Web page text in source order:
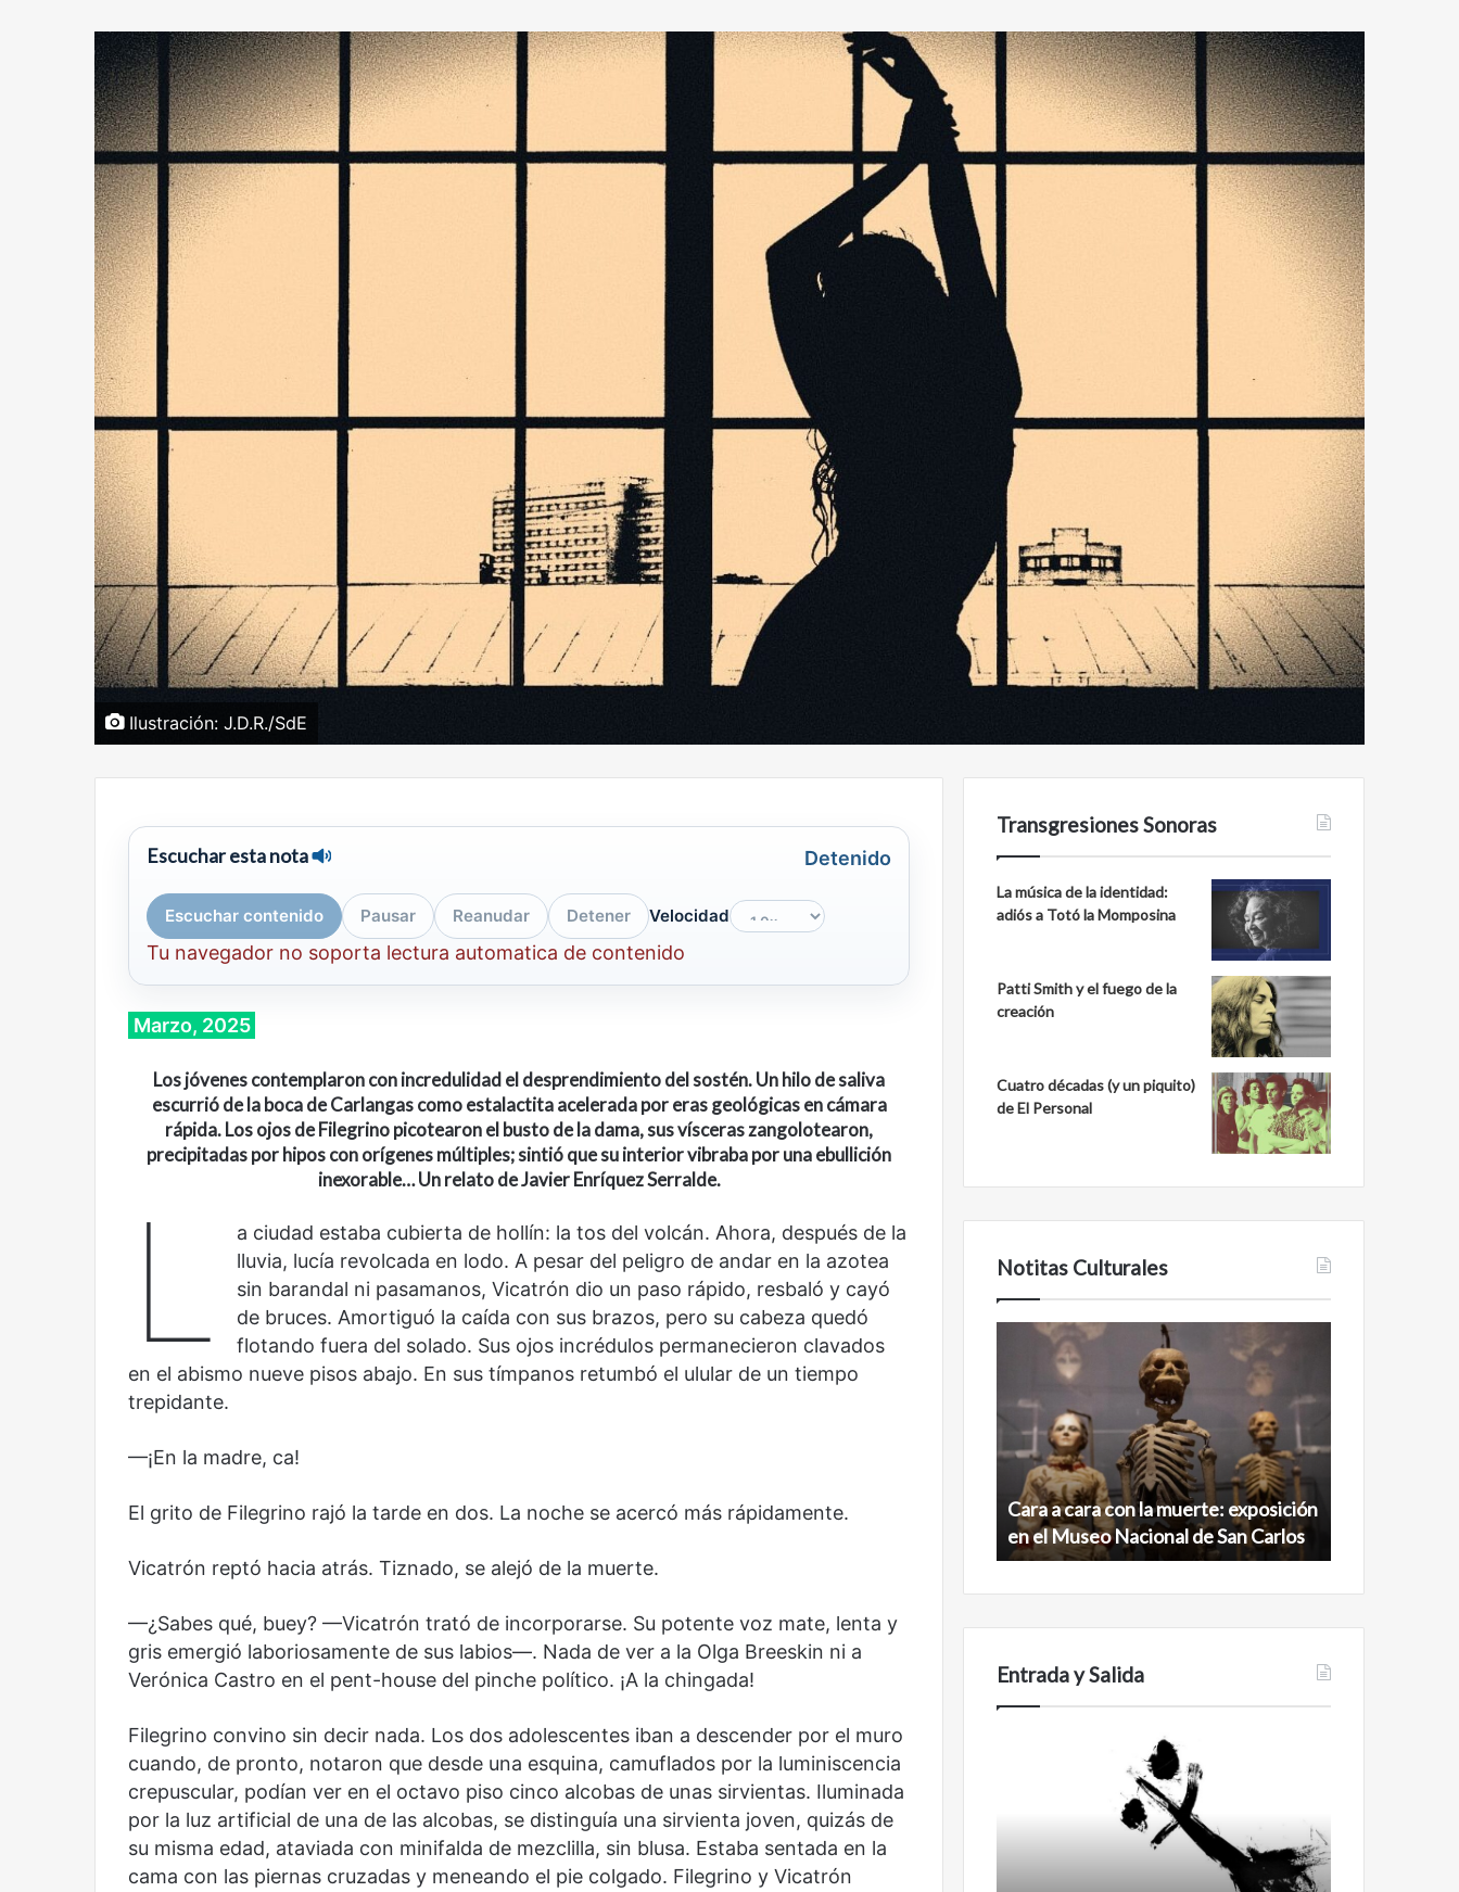
Ilustración: J.D.R./SdE
Escuchar esta nota Detenido
Escuchar contenido Pausar Reanudar Detener Velocidad
Tu navegador no soporta lectura automatica de contenido
Marzo, 2025
Los jóvenes contemplaron con incredulidad el desprendimiento del sostén. Un hilo de saliva
escurrió de la boca de Carlangas como estalactita acelerada por eras geológicas en cámara
rápida. Los ojos de Filegrino picotearon el busto de la dama, sus vísceras zangolotearon,
precipitadas por hipos con orígenes múltiples; sintió que su interior vibraba por una ebullición
inexorable… Un relato de Javier Enríquez Serralde.
L
a ciudad estaba cubierta de hollín: la tos del volcán. Ahora, después de la
lluvia, lucía revolcada en lodo. A pesar del peligro de andar en la azotea
sin barandal ni pasamanos, Vicatrón dio un paso rápido, resbaló y cayó
de bruces. Amortiguó la caída con sus brazos, pero su cabeza quedó
flotando fuera del solado. Sus ojos incrédulos permanecieron clavados
en el abismo nueve pisos abajo. En sus tímpanos retumbó el ulular de un tiempo
trepidante.
—¡En la madre, ca!
El grito de Filegrino rajó la tarde en dos. La noche se acercó más rápidamente.
Vicatrón reptó hacia atrás. Tiznado, se alejó de la muerte.
—¿Sabes qué, buey? —Vicatrón trató de incorporarse. Su potente voz mate, lenta y
gris emergió laboriosamente de sus labios—. Nada de ver a la Olga Breeskin ni a
Verónica Castro en el pent-house del pinche político. ¡A la chingada!
Filegrino convino sin decir nada. Los dos adolescentes iban a descender por el muro
cuando, de pronto, notaron que desde una esquina, camuflados por la luminiscencia
crepuscular, podían ver en el octavo piso cinco alcobas de unas sirvientas. Iluminada
por la luz artificial de una de las alcobas, se distinguía una sirvienta joven, quizás de
su misma edad, ataviada con minifalda de mezclilla, sin blusa. Estaba sentada en la
cama con las piernas cruzadas y meneando el pie colgado. Filegrino y Vicatrón
Transgresiones Sonoras
La música de la identidad:
adiós a Totó la Momposina
Patti Smith y el fuego de la
creación
Cuatro décadas (y un piquito)
de El Personal
Notitas Culturales
Cine, futbol y América Latina: una
Abre
la
Sala
para
arte
y
cultura
Contemporánea, un nuevo espacio
Nunca
más
sin
de
una
nueva
colección
digital
diversidad de la letras mexicanas en
Cara
con
la
muerte:
exposición
el
Museo
Nacional
Carlos
Cara a cara con la muerte: exposición
en el Museo Nacional de San Carlos
al
de
Entrada y Salida
El
dragón
No
murió
de
amor